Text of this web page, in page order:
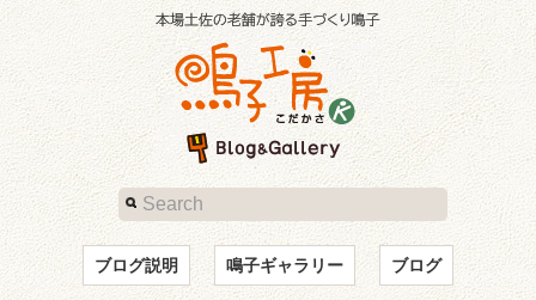
ブログ説明 鳴子ギャラリー ブログ